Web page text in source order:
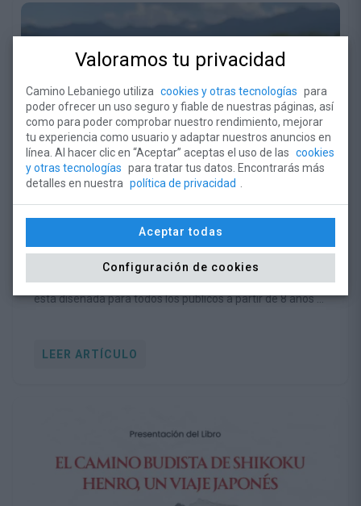
Los Safaris del Camino regresan este
verano con cinco propuestas para
descubrir la biodiversidad del territorio
lebaniego
Esta programación, impulsada por la Fundación Camino
Lebaniego dentro del proyecto europeo Steps for LIFE,
está diseñada para todos los públicos a partir de 8 años e
LEER ARTÍCULO
Valoramos tu privacidad
Camino Lebaniego utiliza cookies y otras tecnologías para
poder ofrecer un uso seguro y fiable de nuestras páginas, así
como para poder comprobar nuestro rendimiento, mejorar
tu experiencia como usuario y adaptar nuestros anuncios en
línea. Al hacer clic en “Aceptar” aceptas el uso de las cookies
y otras tecnologías para tratar tus datos. Encontrarás más
detalles en nuestra política de privacidad
Aceptar todas
Configuración de cookies